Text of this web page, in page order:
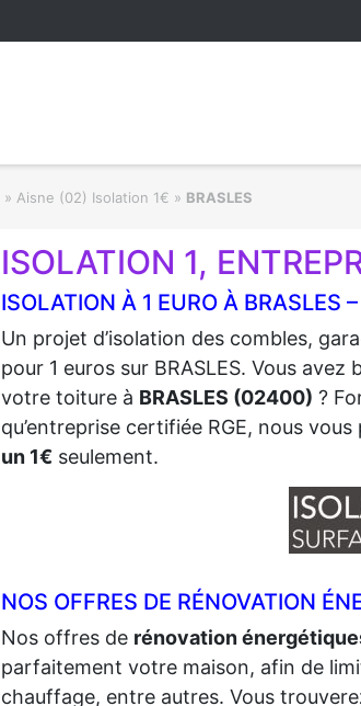
» Aisne (02) Isolation 1€ » BRASLES
ISOLATION 1,
ISOLATION À 1 EURO À BRASLES
Un projet d’isolation des combles,
pour 1 euros sur BRASLES. Vous
votre toiture à BRASLES (02400) ?
qu’entreprise certifiée RGE, nous vous
un 1€ seulement.
NOS OFFRES DE RÉNOVATION
Nos offres de rénovation
parfaitement votre maison, afin de
chauffage, entre autres. Vous